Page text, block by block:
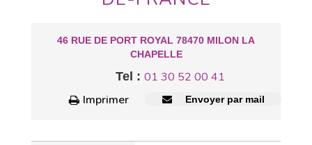
46 RUE DE PORT ROYAL 78470 MILON LA
CHAPELLE
Tel : 01 30 52 00 41
Imprimer
Envoyer par mail